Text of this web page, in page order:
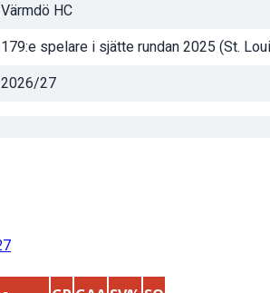
Värmdö HC
179:e spelare i sjätte rundan 2025 (St.
2026/27